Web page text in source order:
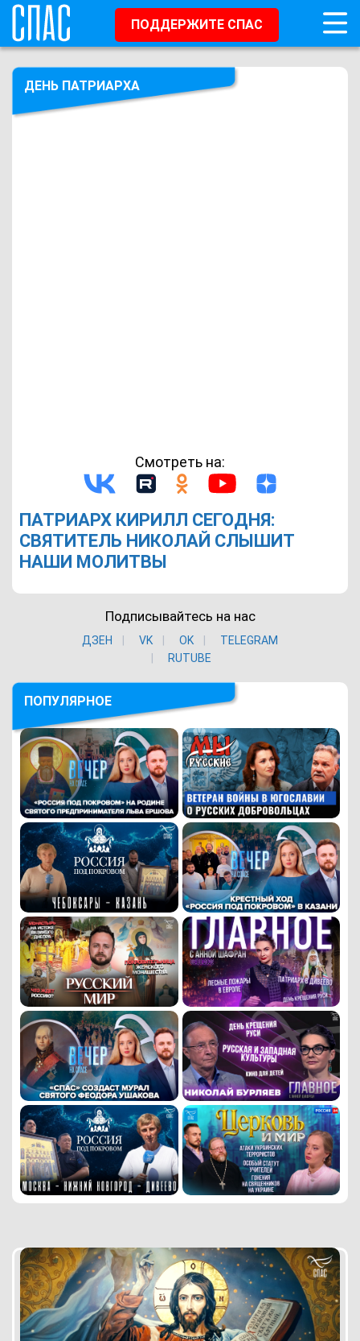
ПОДДЕРЖИТЕ СПАС
ДЕНЬ ПАТРИАРХА
Смотреть на:
ПАТРИАРХ КИРИЛЛ СЕГОДНЯ:
СВЯТИТЕЛЬ НИКОЛАЙ СЛЫШИТ
НАШИ МОЛИТВЫ
Подписывайтесь на нас
ДЗЕН VK ОK
TELEGRAM
RUTUBE
ПОПУЛЯРНОЕ